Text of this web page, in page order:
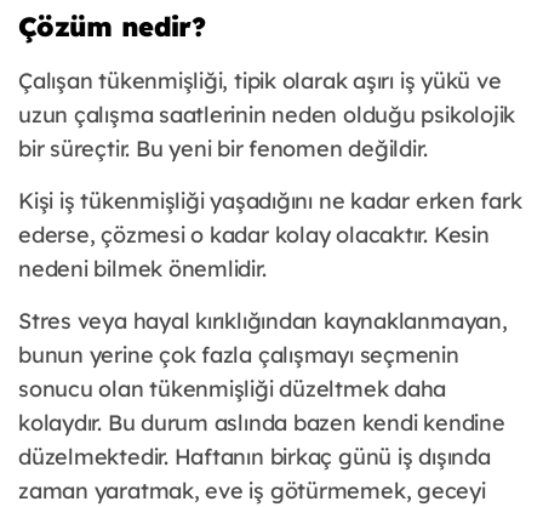
Çözüm nedir?
Çalışan tükenmişliği, tipik olarak aşırı iş yükü ve
uzun çalışma saatlerinin neden olduğu psikolojik
bir süreçtir. Bu yeni bir fenomen değildir.
Kişi iş tükenmişliği yaşadığını ne kadar erken fark
ederse, çözmesi o kadar kolay olacaktır. Kesin
nedeni bilmek önemlidir.
Stres veya hayal kırıklığından kaynaklanmayan,
bunun yerine çok fazla çalışmayı seçmenin
sonucu olan tükenmişliği düzeltmek daha
kolaydır. Bu durum aslında bazen kendi kendine
düzelmektedir. Haftanın birkaç günü iş dışında
zaman yaratmak, eve iş götürmemek, geceyi